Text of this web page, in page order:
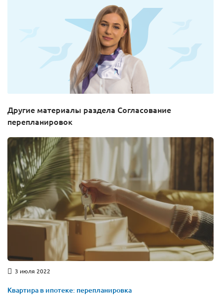
Другие материалы раздела Согласование
перепланировок
3 июля 2022
Квартира в ипотеке: перепланировка